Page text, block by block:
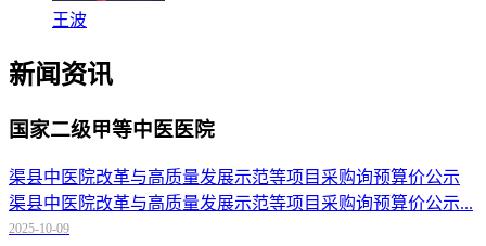
王波
新闻资讯
国家二级甲等中医医院
渠县中医院改革与高质量发展示范等项目采购询预算价公示
渠县中医院改革与高质量发展示范等项目采购询预算价公示...
2025-10-09